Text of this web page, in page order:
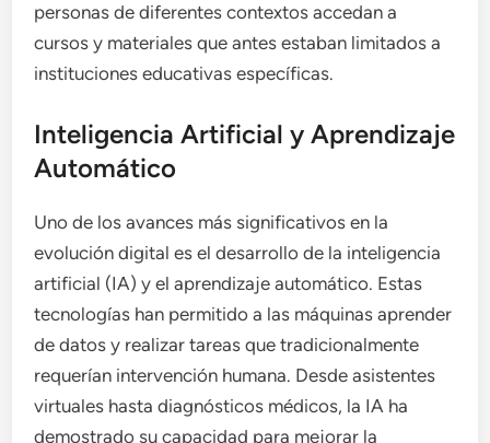
personas de diferentes contextos accedan a
cursos y materiales que antes estaban limitados a
instituciones educativas específicas.
Inteligencia Artificial y Aprendizaje
Automático
Uno de los avances más significativos en la
evolución digital es el desarrollo de la inteligencia
artificial (IA) y el aprendizaje automático. Estas
tecnologías han permitido a las máquinas aprender
de datos y realizar tareas que tradicionalmente
requerían intervención humana. Desde asistentes
virtuales hasta diagnósticos médicos, la IA ha
demostrado su capacidad para mejorar la